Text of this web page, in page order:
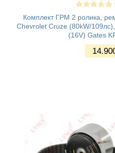
Комплект ГРМ 2 ролика,
Chevrolet Cruze (80kW/
(16V) Gates